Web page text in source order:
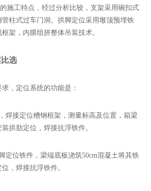
施工特点，经过分析比较，支架采用碗扣式
柱式过车门洞。拱脚定位采用墩顶预埋铁
架，内膜组拼整体吊装技术。
选
，定位系统的功能是：
焊接定位槽钢框架，测量标高及位置，箱梁
拱肋定位，焊接抗浮铁件。
定位铁件，梁端底板浇筑50cm混凝土将其铁
，焊接抗浮铁件。